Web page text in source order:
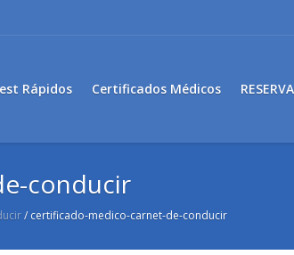
Rápidos Certificados Médicos
conducir
/ certificado-medico-carnet-de-conducir